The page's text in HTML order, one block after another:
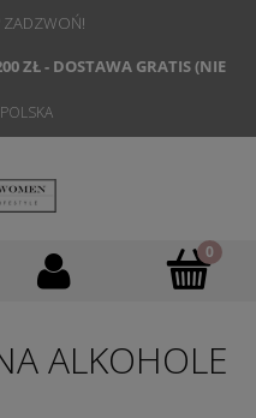
ZADZWOŃ!
ZŁ - DOSTAWA GRATIS (NIE
ALKOHOLE